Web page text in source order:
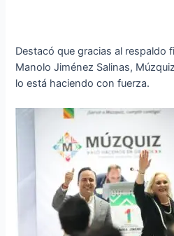
Destacó que gracias al respaldo
Manolo Jiménez Salinas,
lo está haciendo con fuerza.